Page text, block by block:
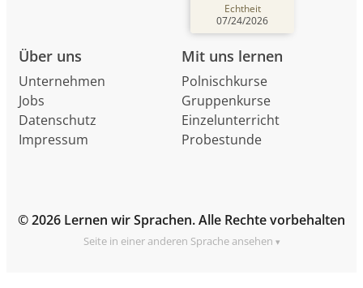
Über uns
Unternehmen
Jobs
Datenschutz
Impressum
Mit uns lernen
Polnischkurse
Gruppenkurse
Einzelunterricht
Probestunde
Echtheit
07/24/2026
© 2026 Lernen wir Sprachen. Alle Rechte vorbehalten
Seite in einer anderen Sprache ansehen